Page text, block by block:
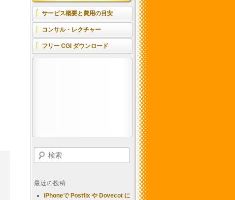
サービス概要と費用の目安
コンサル・レクチャー
フリー CGI ダウンロード
検索
最近の投稿
iPhoneで Postfix や Dovecot に